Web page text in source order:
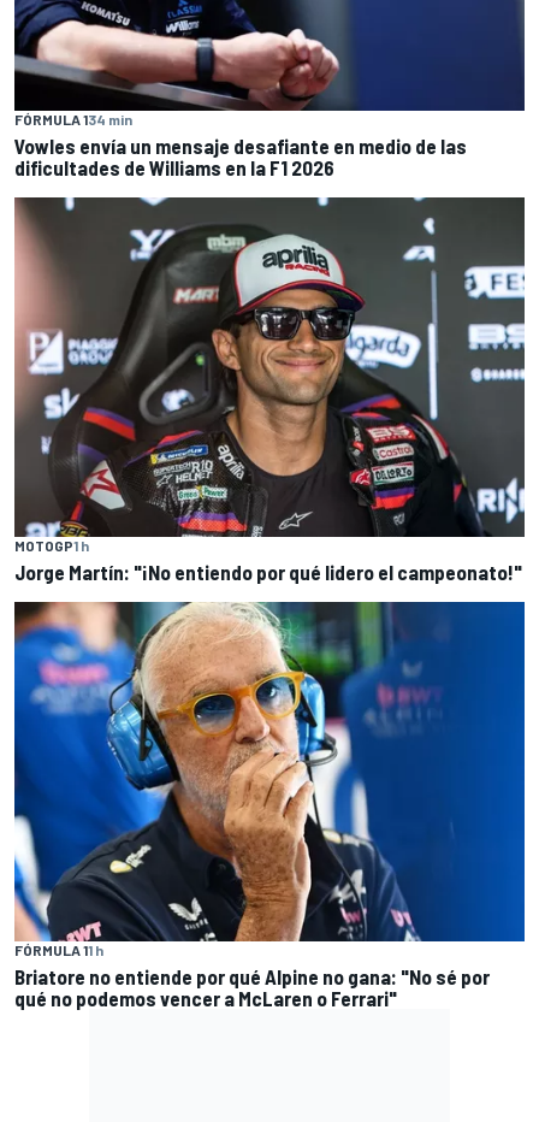
FÓRMULA 134 min
Vowles envía un mensaje desafiante en medio de las
dificultades de Williams en la F1 2026
MOTOGP1 h
Jorge Martín: "¡No entiendo por qué lidero el campeonato!"
FÓRMULA 11 h
Briatore no entiende por qué Alpine no gana: "No sé por
qué no podemos vencer a McLaren o Ferrari"